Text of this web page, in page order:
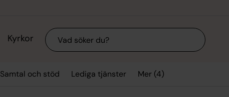
Kyrkor Sök
Samtal och stöd Lediga tjänster Mer (4)